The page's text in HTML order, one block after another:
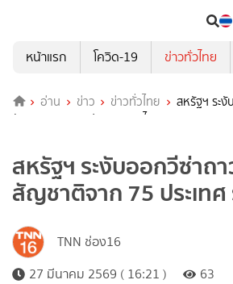
หน้าแรก
โควิด-19 ข่าวทั่วไทย
อ่าน ข่าว ข่าวทั่วไทย
สหรัฐฯ ระ
สัญชาติจาก 75 ประเทศ รวมไทย
สหรัฐฯ ระงับออกวีซ่าถ
สัญชาติจาก 75 ประเทศ
TNN ช่อง16
27 มีนาคม 2569 ( 16:21 )
63